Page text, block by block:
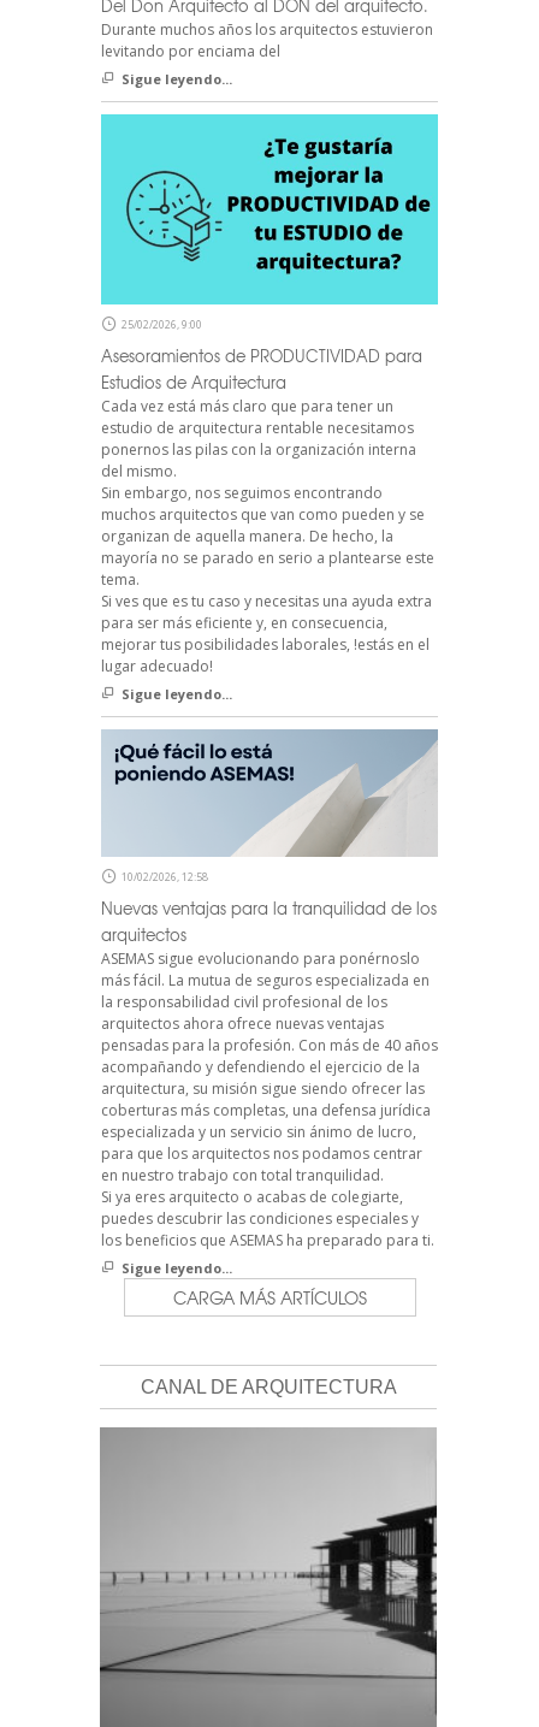
Del Don Arquitecto al DON del arquitecto.
Durante muchos años los arquitectos estuvieron
levitando por enciama del
Sigue leyendo...
25/02/2026, 9:00
Asesoramientos de PRODUCTIVIDAD para
Estudios de Arquitectura
Cada vez está más claro que para tener un
estudio de arquitectura rentable necesitamos
ponernos las pilas con la organización interna
del mismo.
Sin embargo, nos seguimos encontrando
muchos arquitectos que van como pueden y se
organizan de aquella manera. De hecho, la
mayoría no se parado en serio a plantearse este
tema.
Si ves que es tu caso y necesitas una ayuda extra
para ser más eficiente y, en consecuencia,
mejorar tus posibilidades laborales, !estás en el
lugar adecuado!
Sigue leyendo...
10/02/2026, 12:58
Nuevas ventajas para la tranquilidad de los
arquitectos
ASEMAS sigue evolucionando para ponérnoslo
más fácil. La mutua de seguros especializada en
la responsabilidad civil profesional de los
arquitectos ahora ofrece nuevas ventajas
pensadas para la profesión. Con más de 40 años
acompañando y defendiendo el ejercicio de la
arquitectura, su misión sigue siendo ofrecer las
coberturas más completas, una defensa jurídica
especializada y un servicio sin ánimo de lucro,
para que los arquitectos nos podamos centrar
en nuestro trabajo con total tranquilidad.
Si ya eres arquitecto o acabas de colegiarte,
puedes descubrir las condiciones especiales y
los beneficios que ASEMAS ha preparado para ti.
Sigue leyendo...
CARGA MÁS ARTÍCULOS
CANAL DE ARQUITECTURA